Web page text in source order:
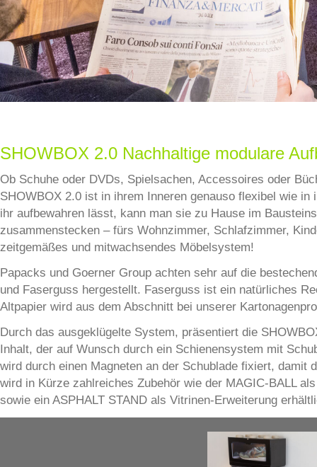
SHOWBOX 2.0 Nachhaltige modulare
Ob Schuhe oder DVDs, Spielsachen, Accessoires oder
SHOWBOX 2.0 ist in ihrem Inneren genauso flexibel wie
ihr aufbewahren lässt, kann man sie zu Hause im
zusammenstecken – fürs Wohnzimmer, Schlafzimmer,
zeitgemäßes und mitwachsendes Möbelsystem!
Papacks und Goerner Group achten sehr auf die
und Faserguss hergestellt. Faserguss ist ein natürliches
Altpapier wird aus dem Abschnitt bei unserer
Durch das ausgeklügelte System, präsentiert die
Inhalt, der auf Wunsch durch ein Schienensystem mit
wird durch einen Magneten an der Schublade fixiert,
wird in Kürze zahlreiches Zubehör wie der MAGIC-BALL
sowie ein ASPHALT STAND als Vitrinen-Erweiterung